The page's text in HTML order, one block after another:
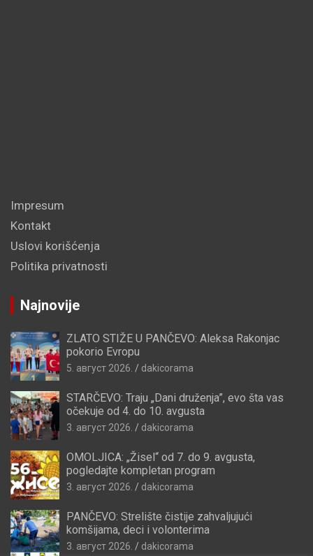
Impresum
Kontakt
Uslovi korišćenja
Politika privatnosti
Najnovije
ZLATO STIŽE U PANČEVO: Aleksa Rakonjac
pokorio Evropu
5. август 2026. dakicorama
STARČEVO: Traju „Dani druženja”, evo šta vas
očekuje od 4. do 10. avgusta
3. август 2026. dakicorama
OMOLJICA: „Žisel“ od 7. do 9. avgusta,
pogledajte kompletan program
3. август 2026. dakicorama
PANČEVO: Strelište čistije zahvaljujući
komšijama, deci i volonterima
3. август 2026. dakicorama